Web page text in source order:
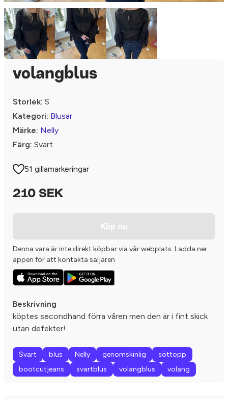
volangblus
Storlek: S
Kategori: Blusar
Märke: Nelly
Färg: Svart
51 gillamarkeringar
210 SEK
Köp nu
Denna vara är inte direkt köpbar via vår webplats. Ladda ner
appen för att kontakta säljaren
Beskrivning
köptes secondhand förra våren men den är i fint skick
utan defekter!
Svart blus Nelly genomskinlig
söttopp
bootcutjeans
svartblus volangblus volang